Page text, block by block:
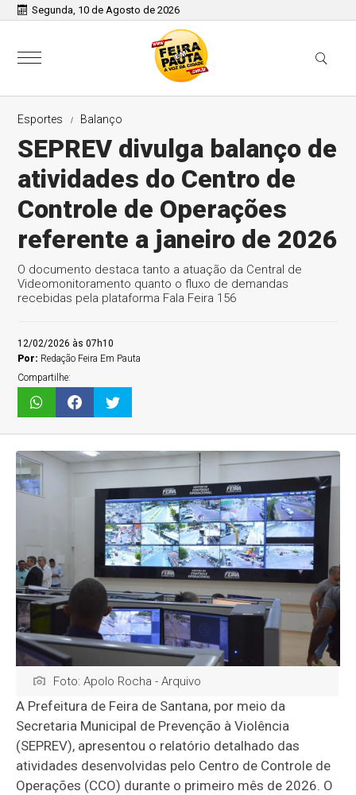
Segunda, 10 de Agosto de 2026
Esportes Balanço
SEPREV divulga balanço de
atividades do Centro de
Controle de Operações
referente a janeiro de 2026
O documento destaca tanto a atuação da Central de
Videomonitoramento quanto o fluxo de demandas
recebidas pela plataforma Fala Feira 156
12/02/2026 às 07h10
Por: Redação Feira Em Pauta
Compartilhe:
Foto: Apolo Rocha - Arquivo
A Prefeitura de Feira de Santana, por meio da
Secretaria Municipal de Prevenção à Violência
(SEPREV), apresentou o relatório detalhado das
atividades desenvolvidas pelo Centro de Controle de
Operações (CCO) durante o primeiro mês de 2026. O